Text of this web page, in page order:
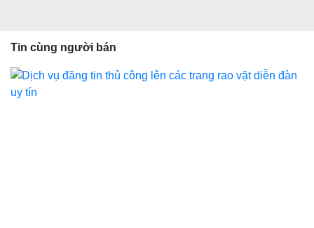
Tin cùng người bán